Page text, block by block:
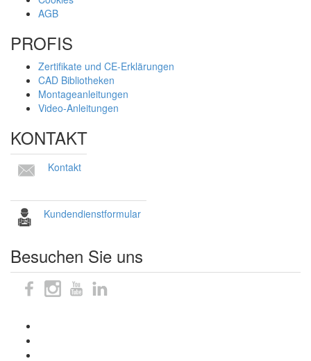
AGB
PROFIS
Zertifikate und CE-Erklärungen
CAD Bibliotheken
Montageanleitungen
Video-Anleitungen
KONTAKT
Kontakt
Kundendienstformular
Besuchen Sie uns